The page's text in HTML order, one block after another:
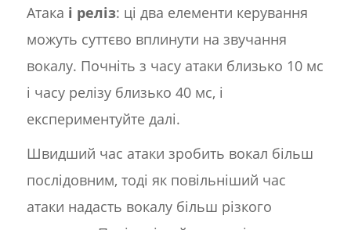
Атака і реліз: ці два елементи керування
можуть суттєво вплинути на звучання
вокалу. Почніть з часу атаки близько 10 мс
і часу релізу близько 40 мс, і
експериментуйте далі.
Швидший час атаки зробить вокал більш
послідовним, тоді як повільніший час
атаки надасть вокалу більш різкого